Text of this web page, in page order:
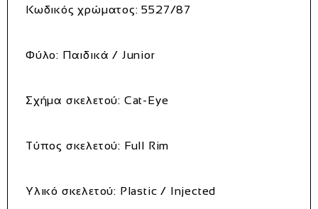
Κωδικός χρώματος: 5527/87
Φύλο: Παιδικά / Junior
Σχήμα σκελετού: Cat-Eye
Τύπος σκελετού: Full Rim
Υλικό σκελετού: Plastic / Injected